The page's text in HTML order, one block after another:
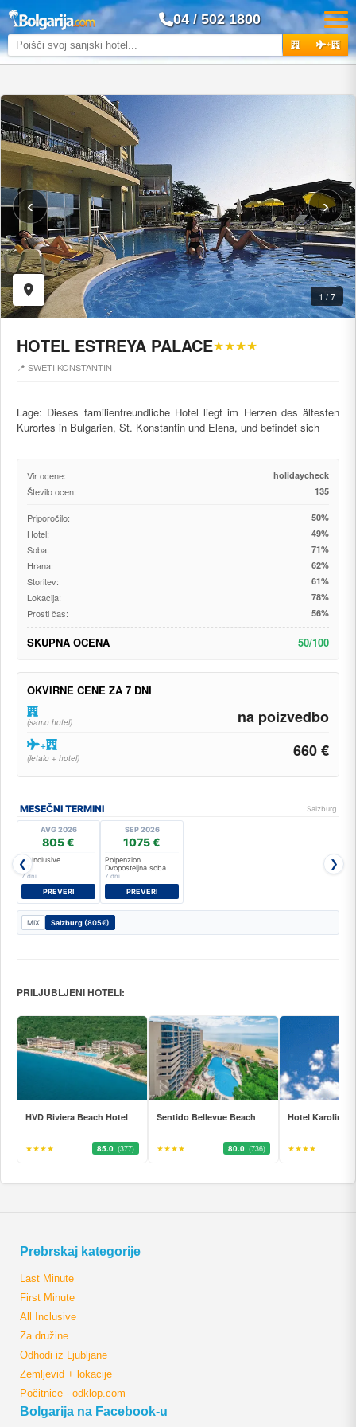
04 / 502 1800
+
‹ ›
1 / 7
HOTEL ESTREYA PALACE★★★★
📍 SWETI KONSTANTIN
Lage: Dieses familienfreundliche Hotel liegt im Herzen des ältesten
Kurortes in Bulgarien, St. Konstantin und Elena, und befindet sich
Vir ocene: holidaycheck
Število ocen: 135
Priporočilo: 50%
Hotel: 49%
Soba: 71%
Hrana: 62%
Storitev: 61%
Lokacija: 78%
Prosti čas: 56%
SKUPNA OCENA 50/100
OKVIRNE CENE ZA 7 DNI
(samo hotel) na poizvedbo
+
(letalo + hotel) 660 €
MESEČNI TERMINI Salzburg
❮
AVG 2026
805 €
All Inclusive
ST
7 dni
PREVERI
SEP 2026
1075 €
Polpenzion
Dvoposteljna soba
7 dni
PREVERI
❯
MIX Salzburg (805€)
PRILJUBLJENI HOTELI:
HVD Riviera Beach Hotel
★★★★ 85.0 (377)
Sentido Bellevue Beach
★★★★ 80.0 (736)
Hotel Karolina
★★★★
Prebrskaj kategorije
Last Minute
First Minute
All Inclusive
Za družine
Odhodi iz Ljubljane
Zemljevid + lokacije
Počitnice - odklop.com
Bolgarija na Facebook-u